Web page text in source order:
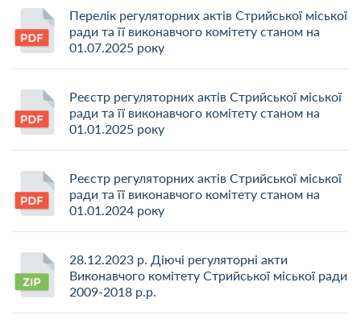
Перелік регуляторних актів Стрийської міської
ради та її виконавчого комітету станом на
01.07.2025 року
Реєстр регуляторних актів Стрийської міської
ради та її виконавчого комітету станом на
01.01.2025 року
Реєстр регуляторних актів Стрийської міської
ради та її виконавчого комітету станом на
01.01.2024 року
28.12.2023 р. Діючі регуляторні акти
Виконавчого комітету Стрийської міської ради
2009-2018 р.р.